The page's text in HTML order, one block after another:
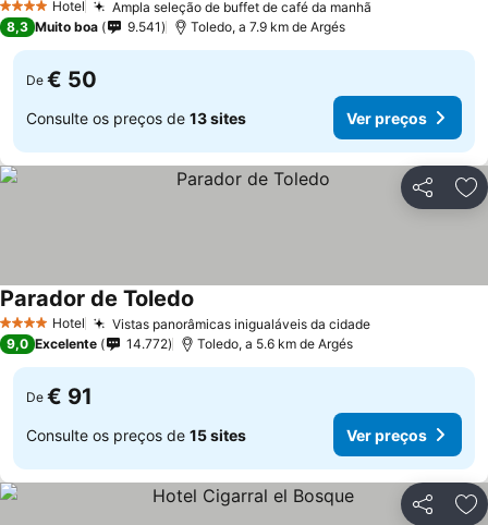
4 EstrelasHotel
Ampla seleção de buffet de café da manhã
8,3 Muito boa 9.541 Toledo, a 7.9 km de Argés
De € 50
Consulte os preços de 13 sites Ver preços
Partilhar
4 EstrelasHotel Vistas panorâmicas inigualáveis da cidade
Parador de Toledo
9,0 Excelente 14.772 Toledo, a 5.6 km de Argés
De € 91
Consulte os preços de 15 sites Ver preços
Partilhar